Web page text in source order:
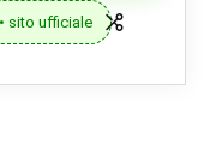
sito ufficiale